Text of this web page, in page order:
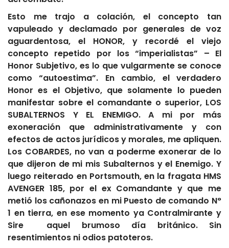
Esto me trajo a colación, el concepto tan
vapuleado y declamado por generales de voz
aguardentosa, el HONOR, y recordé el viejo
concepto repetido por los “imperialistas” – El
Honor Subjetivo, es lo que vulgarmente se conoce
como “autoestima”. En cambio, el verdadero
Honor es el Objetivo, que solamente lo pueden
manifestar sobre el comandante o superior, LOS
SUBALTERNOS Y EL ENEMIGO. A mi por más
exoneración que administrativamente y con
efectos de actos jurídicos y morales, me apliquen.
Los COBARDES, no van a poderme exonerar de lo
que dijeron de mi mis Subalternos y el Enemigo. Y
luego reiterado en Portsmouth, en la fragata HMS
AVENGER 185, por el ex Comandante y que me
metió los cañonazos en mi Puesto de comando N°
1 en tierra, en ese momento ya Contralmirante y
Sire aquel brumoso día británico. Sin
resentimientos ni odios patoteros.